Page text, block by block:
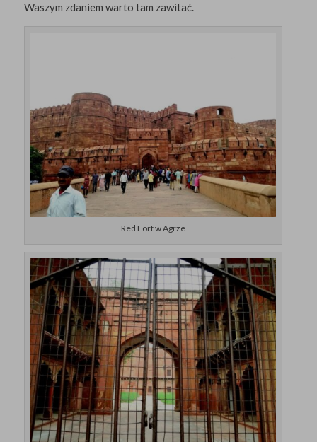
Waszym zdaniem warto tam zawitać.
Red Fort w Agrze